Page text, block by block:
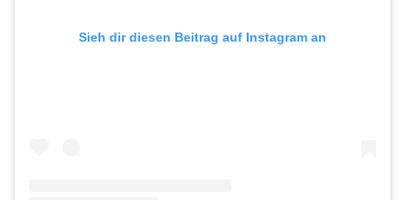
Sieh dir diesen Beitrag auf Instagram an